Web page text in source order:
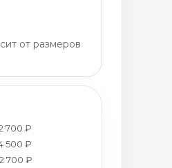
от размеров
700 ₽
500 ₽
700 ₽